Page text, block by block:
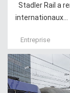
Stadler Rail a
internationaux...
Entreprise